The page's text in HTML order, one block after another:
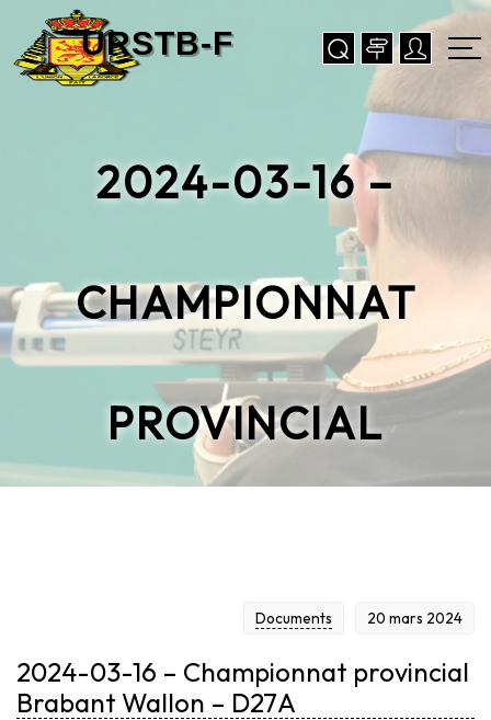
2024-03-16 –
CHAMPIONNAT
PROVINCIAL
– D27A
20 mars 2024
Documents
2024-03-16 – Championnat provincial
Brabant Wallon – D27A